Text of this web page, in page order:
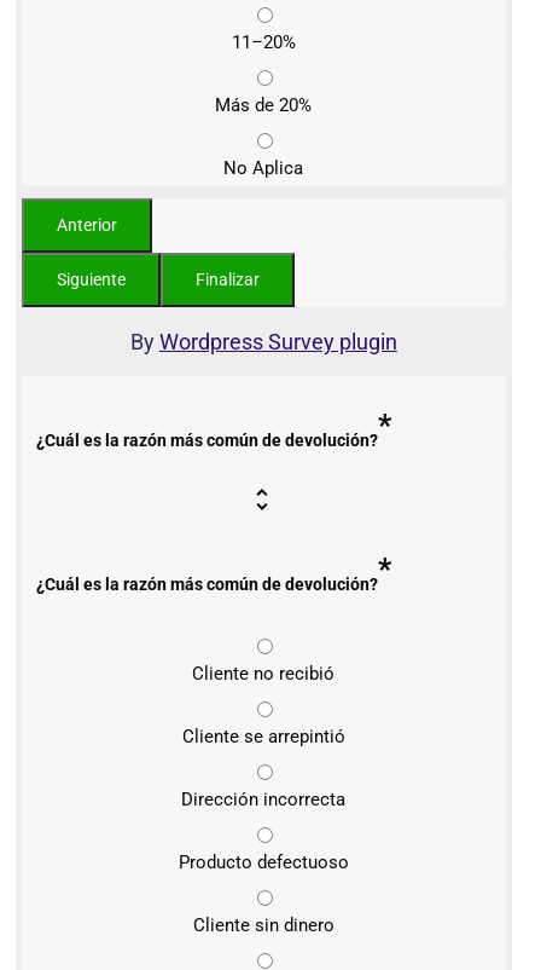
11–20%
Más de 20%
No Aplica
ByWordpress Survey plugin
¿Cuál es la razón más común de devolución?*
¿Cuál es la razón más común de devolución?*
Cliente no recibió
Cliente se arrepintió
Dirección incorrecta
Producto defectuoso
Cliente sin dinero